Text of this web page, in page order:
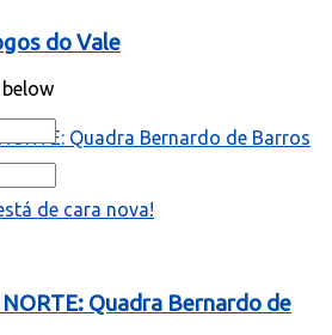
do Vale
Quadra Bernardo de